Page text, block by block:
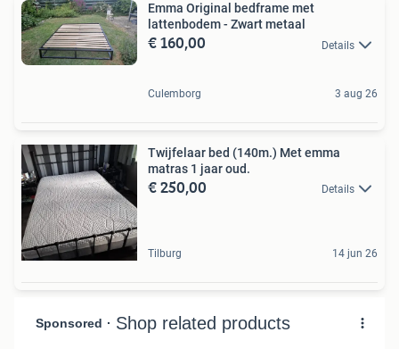
Emma Original bedframe met
lattenbodem - Zwart metaal
€ 160,00 Details
Culemborg 3 aug 26
Twijfelaar bed (140m.) Met emma
matras 1 jaar oud.
€ 250,00 Details
Tilburg 14 jun 26